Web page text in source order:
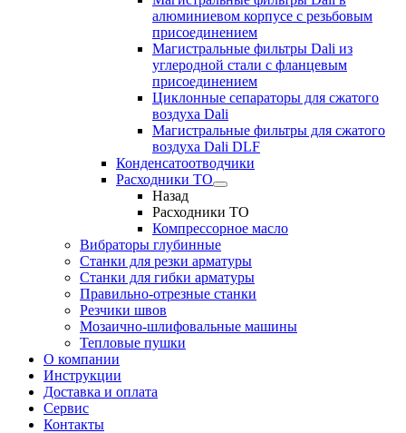
алюминиевом корпусе с резьбовым
присоединением
Магистральные фильтры Dali из
углеродной стали с фланцевым
присоединением
Циклонные сепараторы для сжатого
воздуха Dali
Магистральные фильтры для сжатого
воздуха Dali DLF
Конденсатоотводчики
Расходники ТО
Назад
Расходники ТО
Компрессорное масло
Вибраторы глубинные
Станки для резки арматуры
Станки для гибки арматуры
Правильно-отрезные станки
Резчики швов
Мозаично-шлифовальные машины
Тепловые пушки
О компании
Инструкции
Доставка и оплата
Сервис
Контакты